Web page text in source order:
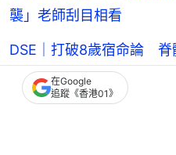
襲」老師刮目相看
DSE｜打破8歲宿命論 脊
證明我都讀到書
DSE放榜｜港大雙學位畢
在Google
追蹤《香港01》